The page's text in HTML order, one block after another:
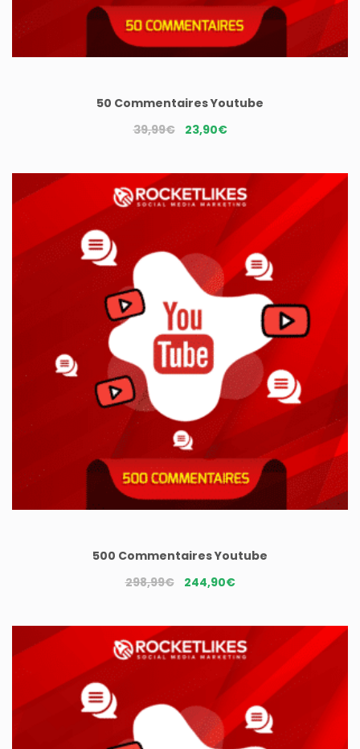
50 Commentaires Youtube
39,99€ Le
initial
était :
23,90€Le
actuel
est :
23,90€.
500 Commentaires Youtube
298,99€ Le
initial
était :
244,90€Le
actuel
est :
244,90€.